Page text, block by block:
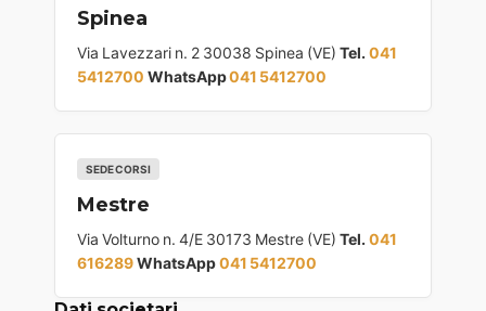
Spinea
Via Lavezzari n. 2 30038 Spinea (VE) Tel. 041
5412700 WhatsApp041 5412700
SEDE CORSI
Mestre
Via Volturno n. 4/E 30173 Mestre (VE) Tel. 041
616289WhatsApp041 5412700